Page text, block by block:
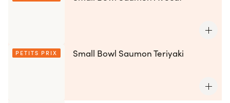
PETITS PRIX Small Bowl Saumon Teriyaki